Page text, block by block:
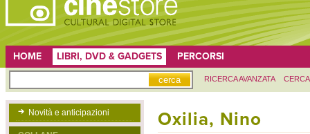
HOME LIBRI, DVD & GADGETS PERCORSI
RICERCA AVANZATA
Novità e anticipazioni Oxilia, Nino